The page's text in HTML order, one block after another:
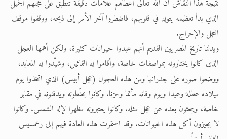
نتيجة هذا النقاش أن الله تعالى أعطاهم علامات دقيقة تنطبق على عجلهم الجميل
الذي بدأ تعظيمه يتولد في قلوبهم، فاضطروا آخر الأمر إلى ذبحه، ووقفوا موقف
الخجل والإحراج.
ويدلنا تاريخ المصريين القديم أنهم عبدوا حيوانات كثيرة، ولكن أهمها العجل
الذى كانوا يختارونه بمواصفات خاصة، وأقاموا له التماثيل، وشيّدوا له المعابد،
ووضعوا صوره على جدرانها ومن هذه العجول (عجل أبيس) الذي اتخذوا يوم
ميلاده عطلة وعيدا ويوم وفاته مأتما وحزنا. وكانوا يحنّطونه ويدفنونه في مقابر
خاصة، ويبحثون بعده عن عجل مثله. وكانوا يعتبرونه مظهرا لإله الشمس. وكانوا
لا يجيزون أكل هذه الحيوانات. وقد استمرت هذه العادة فيهم إلى رعمسيس